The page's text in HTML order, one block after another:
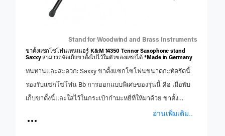
Stand for Woodwind and Brass Instruments
ขาตั้งแซกโซโฟนเทนเนอร์ K&M 14350 Tennor Saxophone stand
Saxxy สามารถจัดเก็บขาตั้งไปไว้ในตัวของแซกได้ *Made in Germany
ทนทานและสะดวก: Saxxy ขาตั้งแซกโซโฟนขนาดกะทัดรัดนี้
รองรับแซกโซโฟน Bb การออกแบบพิเศษของรุ่นนี้ คือ เมื่อพับ
เก็บขาตั้งนี้และใส่ไว้ในกระเป๋ากำมะหยี่ที่ให้มาด้วย ขาตั้ง
สามารถเก็บเข้าไปใน Bell ของแซกโซโฟนได้ เหมาะอ่านเพิ่มเติม..